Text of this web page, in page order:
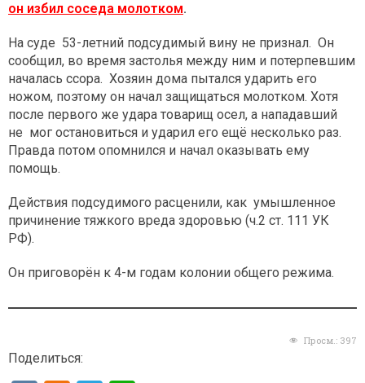
он избил соседа молотком.
На суде 53-летний подсудимый вину не признал. Он
сообщил, во время застолья между ним и потерпевшим
началась ссора. Хозяин дома пытался ударить его
ножом, поэтому он начал защищаться молотком. Хотя
после первого же удара товарищ осел, а нападавший
не мог остановиться и ударил его ещё несколько раз.
Правда потом опомнился и начал оказывать ему
помощь.
Действия подсудимого расценили, как умышленное
причинение тяжкого вреда здоровью (ч.2 ст. 111 УК
РФ).
Он приговорён к 4-м годам колонии общего режима.
Просм.: 397
Поделиться: